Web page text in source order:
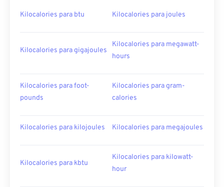
Kilocalories para btu Kilocalories para joules
Kilocalories para gigajoules
Kilocalories para megawatt-
hours
Kilocalories para foot-
pounds
Kilocalories para gram-
calories
Kilocalories para kilojoules Kilocalories para megajoules
Kilocalories para kbtu
Kilocalories para kilowatt-
hour